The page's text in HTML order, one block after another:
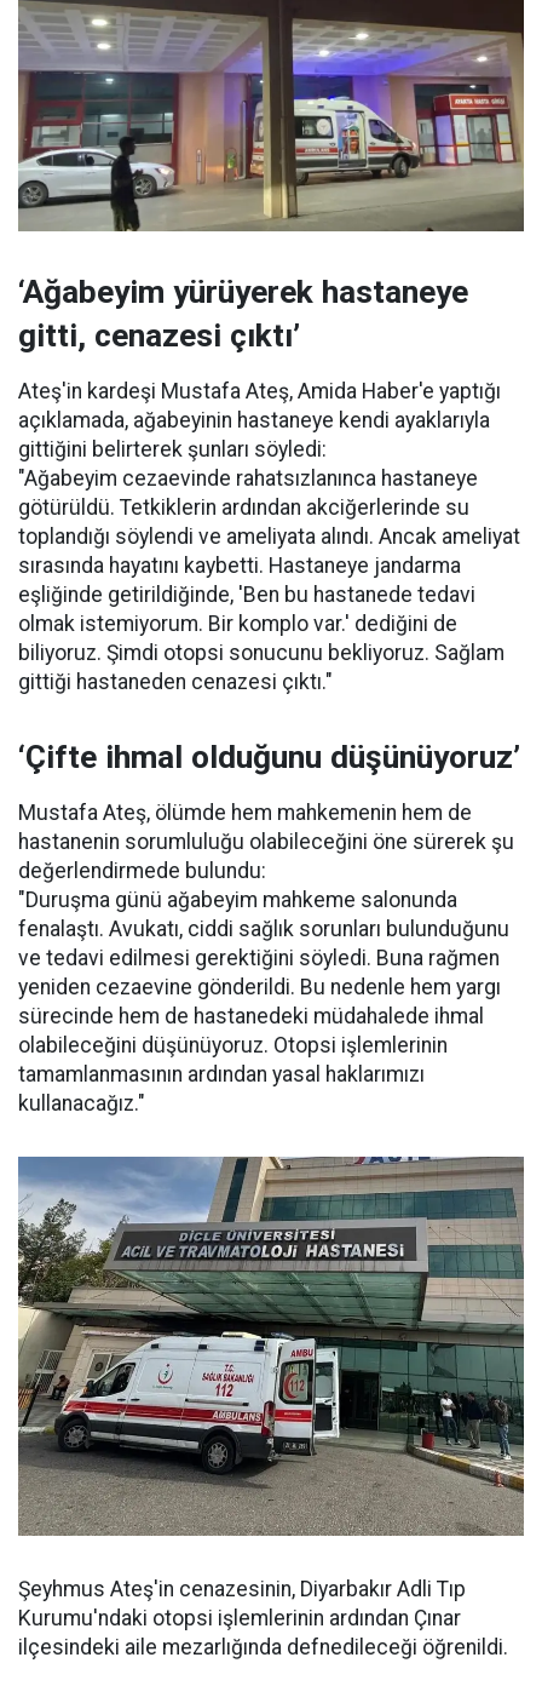
‘Ağabeyim yürüyerek hastaneye
gitti, cenazesi çıktı’
Ateş'in kardeşi Mustafa Ateş, Amida Haber'e yaptığı
açıklamada, ağabeyinin hastaneye kendi ayaklarıyla
gittiğini belirterek şunları söyledi:
"Ağabeyim cezaevinde rahatsızlanınca hastaneye
götürüldü. Tetkiklerin ardından akciğerlerinde su
toplandığı söylendi ve ameliyata alındı. Ancak ameliyat
sırasında hayatını kaybetti. Hastaneye jandarma
eşliğinde getirildiğinde, 'Ben bu hastanede tedavi
olmak istemiyorum. Bir komplo var.' dediğini de
biliyoruz. Şimdi otopsi sonucunu bekliyoruz. Sağlam
gittiği hastaneden cenazesi çıktı."
‘Çifte ihmal olduğunu düşünüyoruz’
Mustafa Ateş, ölümde hem mahkemenin hem de
hastanenin sorumluluğu olabileceğini öne sürerek şu
değerlendirmede bulundu:
"Duruşma günü ağabeyim mahkeme salonunda
fenalaştı. Avukatı, ciddi sağlık sorunları bulunduğunu
ve tedavi edilmesi gerektiğini söyledi. Buna rağmen
yeniden cezaevine gönderildi. Bu nedenle hem yargı
sürecinde hem de hastanedeki müdahalede ihmal
olabileceğini düşünüyoruz. Otopsi işlemlerinin
tamamlanmasının ardından yasal haklarımızı
kullanacağız."
Şeyhmus Ateş'in cenazesinin, Diyarbakır Adli Tıp
Kurumu'ndaki otopsi işlemlerinin ardından Çınar
ilçesindeki aile mezarlığında defnedileceği öğrenildi.